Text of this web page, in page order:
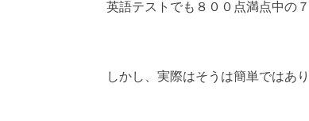
英語テストでも８００点満点中の
しかし、実際はそうは簡単ではあり